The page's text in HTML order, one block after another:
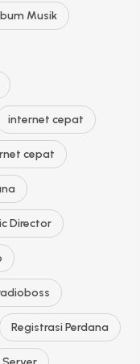
Musik
internet cepat
cepat
Director
Registrasi Perdana